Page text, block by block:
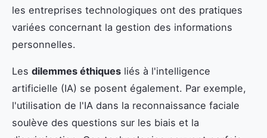
les entreprises technologiques ont des pratiques
variées concernant la gestion des informations
personnelles.
Les dilemmes éthiques liés à l'intelligence
artificielle (IA) se posent également. Par exemple,
l'utilisation de l'IA dans la reconnaissance faciale
soulève des questions sur les biais et la